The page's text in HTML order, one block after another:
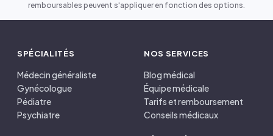
remboursables peuvent s'appliquer en fonction des options.
SPÉCIALITÉS
Médecin généraliste
Gynécologue
Pédiatre
Psychiatre
NOS SERVICES
Blog médical
Équipe médicale
Tarifs et remboursement
Conseils médicaux